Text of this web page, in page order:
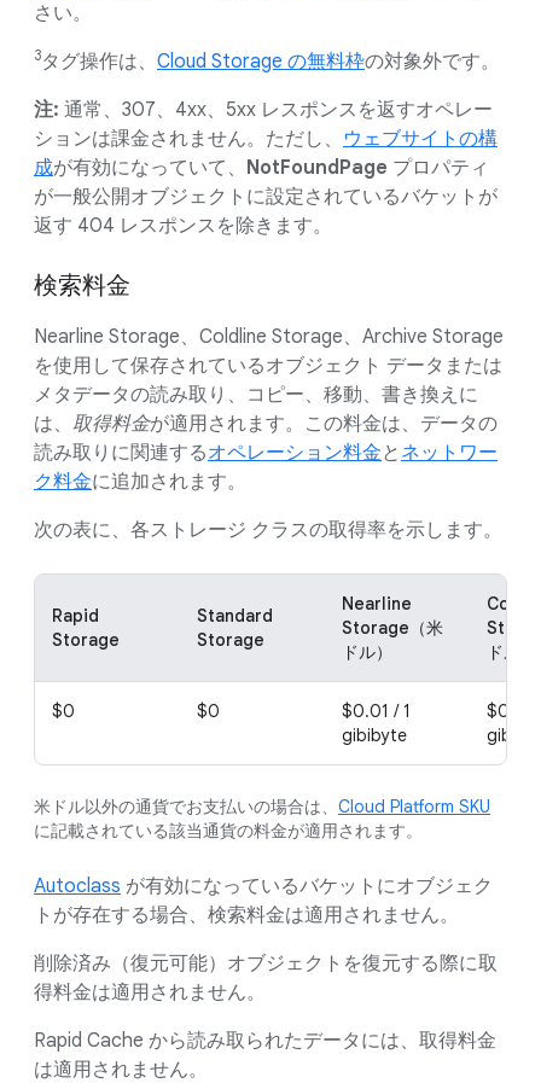
さい。
3タグ操作は、 Cloud Storage の無料枠の対象外です。
注: 通常、307、4xx、5xx レスポンスを返すオペレー
ションは課金されません。ただし、 ウェブサイトの構
成が有効になっていて、 NotFoundPage プロパティ
が一般公開オブジェクトに設定されているバケットが
返す 404 レスポンスを除きます。
検索料金
Nearline Storage、Coldline Storage、Archive Storage
を使用して保存されているオブジェクト データまたは
メタデータの読み取り、コピー、移動、書き換えに
は、 取得料金が適用されます。この料金は、データの
読み取りに関連するオペレーション料金 と ネットワー
ク料金に追加されます。
次の表に、各ストレージ クラスの取得率を示します。
Rapid
Storage
Standard
Storage
Nearline
Storage（米
ドル）
ドル）
$0 $0
$0.01 / 1
gibibyte
$0.02
米ドル以外の通貨でお支払いの場合は、 Cloud Platform SKU
に記載されている該当通貨の料金が適用されます。
Autoclass が有効になっているバケットにオブジェク
トが存在する場合、検索料金は適用されません。
削除済み（復元可能）オブジェクトを復元する際に取
得料金は適用されません。
Rapid Cache から読み取られたデータには、取得料金
は適用されません。